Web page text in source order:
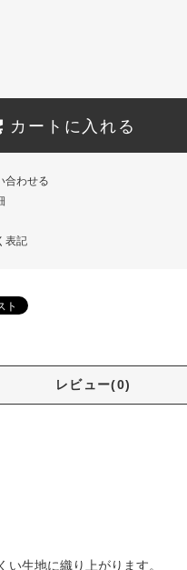
カートに入れる
合わせる
表記
レビュー(0)
生地に織り上がります。